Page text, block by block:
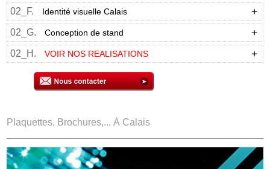
02_F. Identité visuelle Calais
02_G. Conception de stand
02_H. VOIR NOS REALISATIONS
Plaquettes, Brochures,... À Calais